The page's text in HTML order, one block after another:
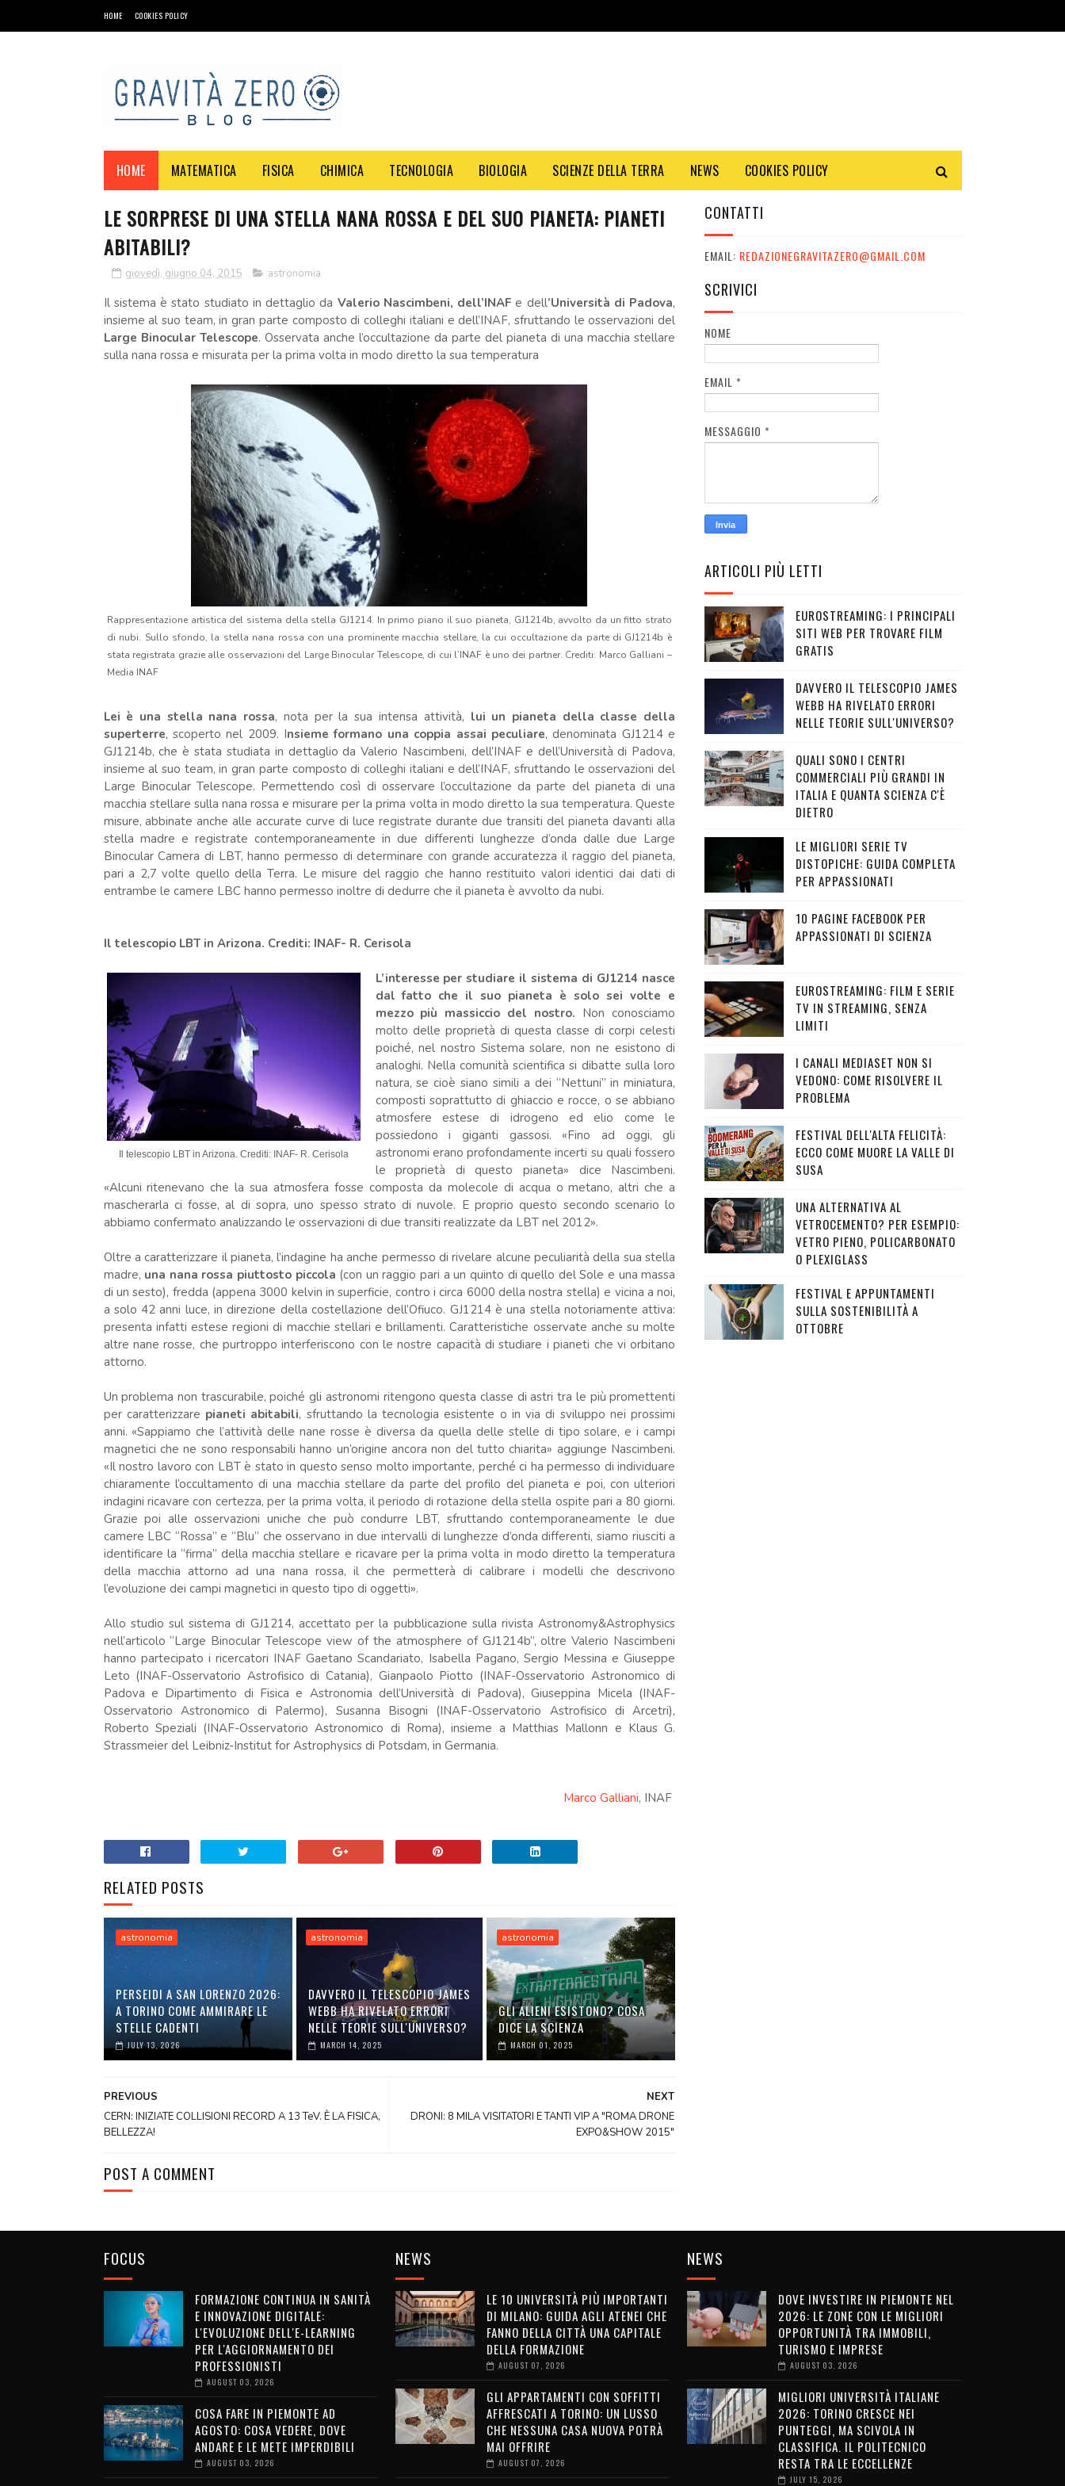
HOME COOKIES POLICY
HOME MATEMATICA FISICA CHIMICA TECNOLOGIA BIOLOGIA SCIENZE DELLA TERRA NEWS COOKIES POLICY
LE SORPRESE DI UNA STELLA NANA ROSSA E DEL SUO PIANETA: PIANETI
ABITABILI?
giovedì, giugno 04, 2015 astronomia
Il sistema è stato studiato in dettaglio da Valerio Nascimbeni, dell’INAF e dell’Università di Padova,
insieme al suo team, in gran parte composto di colleghi italiani e dell’INAF, sfruttando le osservazioni del
Large Binocular Telescope. Osservata anche l’occultazione da parte del pianeta di una macchia stellare
sulla nana rossa e misurata per la prima volta in modo diretto la sua temperatura
Rappresentazione artistica del sistema della stella GJ1214. In primo piano il suo pianeta, GJ1214b, avvolto da un fitto strato
di nubi. Sullo sfondo, la stella nana rossa con una prominente macchia stellare, la cui occultazione da parte di GJ1214b è
stata registrata grazie alle osservazioni del Large Binocular Telescope, di cui l’INAF è uno dei partner. Crediti: Marco Galliani –
Media INAF
Lei è una stella nana rossa, nota per la sua intensa attività, lui un pianeta della classe della
superterre, scoperto nel 2009. Insieme formano una coppia assai peculiare, denominata GJ1214 e
GJ1214b, che è stata studiata in dettaglio da Valerio Nascimbeni, dell’INAF e dell’Università di Padova,
insieme al suo team, in gran parte composto di colleghi italiani e dell’INAF, sfruttando le osservazioni del
Large Binocular Telescope. Permettendo così di osservare l’occultazione da parte del pianeta di una
macchia stellare sulla nana rossa e misurare per la prima volta in modo diretto la sua temperatura. Queste
misure, abbinate anche alle accurate curve di luce registrate durante due transiti del pianeta davanti alla
stella madre e registrate contemporaneamente in due differenti lunghezze d’onda dalle due Large
Binocular Camera di LBT, hanno permesso di determinare con grande accuratezza il raggio del pianeta,
pari a 2,7 volte quello della Terra. Le misure del raggio che hanno restituito valori identici dai dati di
entrambe le camere LBC hanno permesso inoltre di dedurre che il pianeta è avvolto da nubi.
Il telescopio LBT in Arizona. Crediti: INAF- R. Cerisola
Il telescopio LBT in Arizona. Crediti: INAF- R. Cerisola
L’interesse per studiare il sistema di GJ1214 nasce
dal fatto che il suo pianeta è solo sei volte e
mezzo più massiccio del nostro. Non conosciamo
molto delle proprietà di questa classe di corpi celesti
poiché, nel nostro Sistema solare, non ne esistono di
analoghi. Nella comunità scientifica si dibatte sulla loro
natura, se cioè siano simili a dei “Nettuni” in miniatura,
composti soprattutto di ghiaccio e rocce, o se abbiano
atmosfere estese di idrogeno ed elio come le
possiedono i giganti gassosi. «Fino ad oggi, gli
astronomi erano profondamente incerti su quali fossero
le proprietà di questo pianeta» dice Nascimbeni.
«Alcuni ritenevano che la sua atmosfera fosse composta da molecole di acqua o metano, altri che a
mascherarla ci fosse, al di sopra, uno spesso strato di nuvole. E proprio questo secondo scenario lo
abbiamo confermato analizzando le osservazioni di due transiti realizzate da LBT nel 2012».
Oltre a caratterizzare il pianeta, l’indagine ha anche permesso di rivelare alcune peculiarità della sua stella
madre, una nana rossa piuttosto piccola (con un raggio pari a un quinto di quello del Sole e una massa
di un sesto), fredda (appena 3000 kelvin in superficie, contro i circa 6000 della nostra stella) e vicina a noi,
a solo 42 anni luce, in direzione della costellazione dell’Ofiuco. GJ1214 è una stella notoriamente attiva:
presenta infatti estese regioni di macchie stellari e brillamenti. Caratteristiche osservate anche su molte
altre nane rosse, che purtroppo interferiscono con le nostre capacità di studiare i pianeti che vi orbitano
attorno.
Un problema non trascurabile, poiché gli astronomi ritengono questa classe di astri tra le più promettenti
per caratterizzare pianeti abitabili, sfruttando la tecnologia esistente o in via di sviluppo nei prossimi
anni. «Sappiamo che l’attività delle nane rosse è diversa da quella delle stelle di tipo solare, e i campi
magnetici che ne sono responsabili hanno un’origine ancora non del tutto chiarita» aggiunge Nascimbeni.
«Il nostro lavoro con LBT è stato in questo senso molto importante, perché ci ha permesso di individuare
chiaramente l’occultamento di una macchia stellare da parte del profilo del pianeta e poi, con ulteriori
indagini ricavare con certezza, per la prima volta, il periodo di rotazione della stella ospite pari a 80 giorni.
Grazie poi alle osservazioni uniche che può condurre LBT, sfruttando contemporaneamente le due
camere LBC “Rossa” e “Blu” che osservano in due intervalli di lunghezze d’onda differenti, siamo riusciti a
identificare la “firma” della macchia stellare e ricavare per la prima volta in modo diretto la temperatura
della macchia attorno ad una nana rossa, il che permetterà di calibrare i modelli che descrivono
l’evoluzione dei campi magnetici in questo tipo di oggetti».
Allo studio sul sistema di GJ1214, accettato per la pubblicazione sulla rivista Astronomy&Astrophysics
nell’articolo “Large Binocular Telescope view of the atmosphere of GJ1214b”, oltre Valerio Nascimbeni
hanno partecipato i ricercatori INAF Gaetano Scandariato, Isabella Pagano, Sergio Messina e Giuseppe
Leto (INAF-Osservatorio Astrofisico di Catania), Gianpaolo Piotto (INAF-Osservatorio Astronomico di
Padova e Dipartimento di Fisica e Astronomia dell’Università di Padova), Giuseppina Micela (INAF-
Osservatorio Astronomico di Palermo), Susanna Bisogni (INAF-Osservatorio Astrofisico di Arcetri),
Roberto Speziali (INAF-Osservatorio Astronomico di Roma), insieme a Matthias Mallonn e Klaus G.
Strassmeier del Leibniz-Institut for Astrophysics di Potsdam, in Germania.
Marco Galliani, INAF
RELATED POSTS
astronomia
PERSEIDI A SAN LORENZO 2026:
A TORINO COME AMMIRARE LE
STELLE CADENTI
JULY 13, 2026
astronomia
DAVVERO IL TELESCOPIO JAMES
WEBB HA RIVELATO ERRORI
NELLE TEORIE SULL'UNIVERSO?
MARCH 14, 2025
astronomia
GLI ALIENI ESISTONO? COSA
DICE LA SCIENZA
MARCH 01, 2025
NEXT
DRONI: 8 MILA VISITATORI E TANTI VIP A "ROMA DRONE
EXPO&SHOW 2015"
PREVIOUS
CERN: INIZIATE COLLISIONI RECORD A 13 TeV. È LA FISICA,
BELLEZZA!
POST A COMMENT
CONTATTI
EMAIL: REDAZIONEGRAVITAZERO@GMAIL.COM
SCRIVICI
NOME
EMAIL *
MESSAGGIO *
ARTICOLI PIÙ LETTI
EUROSTREAMING: I PRINCIPALI
SITI WEB PER TROVARE FILM
GRATIS
DAVVERO IL TELESCOPIO JAMES
WEBB HA RIVELATO ERRORI
NELLE TEORIE SULL'UNIVERSO?
QUALI SONO I CENTRI
COMMERCIALI PIÙ GRANDI IN
ITALIA E QUANTA SCIENZA C'È
DIETRO
LE MIGLIORI SERIE TV
DISTOPICHE: GUIDA COMPLETA
PER APPASSIONATI
10 PAGINE FACEBOOK PER
APPASSIONATI DI SCIENZA
EUROSTREAMING: FILM E SERIE
TV IN STREAMING, SENZA
LIMITI
I CANALI MEDIASET NON SI
VEDONO: COME RISOLVERE IL
PROBLEMA
FESTIVAL DELL'ALTA FELICITÀ:
ECCO COME MUORE LA VALLE DI
SUSA
UNA ALTERNATIVA AL
VETROCEMENTO? PER ESEMPIO:
VETRO PIENO, POLICARBONATO
O PLEXIGLASS
FESTIVAL E APPUNTAMENTI
SULLA SOSTENIBILITÀ A
OTTOBRE
FOCUS
FORMAZIONE CONTINUA IN SANITÀ
E INNOVAZIONE DIGITALE:
L'EVOLUZIONE DELL'E-LEARNING
PER L'AGGIORNAMENTO DEI
PROFESSIONISTI
AUGUST 03, 2026
COSA FARE IN PIEMONTE AD
AGOSTO: COSA VEDERE, DOVE
ANDARE E LE METE IMPERDIBILI
AUGUST 03, 2026
NEWS
LE 10 UNIVERSITÀ PIÙ IMPORTANTI
DI MILANO: GUIDA AGLI ATENEI CHE
FANNO DELLA CITTÀ UNA CAPITALE
DELLA FORMAZIONE
AUGUST 07, 2026
GLI APPARTAMENTI CON SOFFITTI
AFFRESCATI A TORINO: UN LUSSO
CHE NESSUNA CASA NUOVA POTRÀ
MAI OFFRIRE
AUGUST 07, 2026
NEWS
DOVE INVESTIRE IN PIEMONTE NEL
2026: LE ZONE CON LE MIGLIORI
OPPORTUNITÀ TRA IMMOBILI,
TURISMO E IMPRESE
AUGUST 03, 2026
MIGLIORI UNIVERSITÀ ITALIANE
2026: TORINO CRESCE NEI
PUNTEGGI, MA SCIVOLA IN
CLASSIFICA. IL POLITECNICO
RESTA TRA LE ECCELLENZE
JULY 15, 2026